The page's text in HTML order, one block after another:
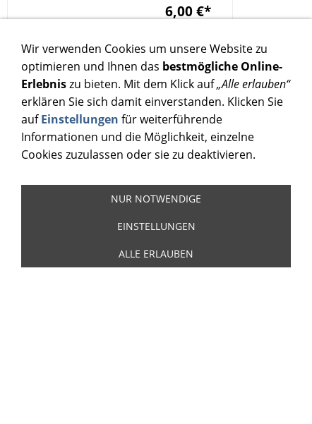
6,00 €*
Wir verwenden Cookies um unsere Website zu
optimieren und Ihnen das bestmögliche Online-
Erlebniszu bieten. Mit dem Klick auf„Alle erlauben“
erklären Sie sich damit einverstanden. Klicken Sie
aufEinstellungen für weiterführende
Informationen und die Möglichkeit, einzelne
Cookies zuzulassen oder sie zu deaktivieren.
NUR NOTWENDIGE
EINSTELLUNGEN
ALLE ERLAUBEN